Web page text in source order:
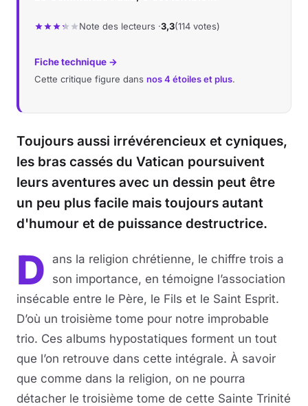
Note des lecteurs ·3,3(114 votes)
Fiche technique →
Cette critique figure dans nos 4 étoiles et plus.
Toujours aussi irrévérencieux et cyniques,
les bras cassés du Vatican poursuivent
leurs aventures avec un dessin peut être
un peu plus facile mais toujours autant
d'humour et de puissance destructrice.
D ans la religion chrétienne, le chiffre trois a
son importance, en témoigne l’association
insécable entre le Père, le Fils et le Saint Esprit.
D’où un troisième tome pour notre improbable
trio. Ces albums hypostatiques forment un tout
que l’on retrouve dans cette intégrale. À savoir
que comme dans la religion, on ne pourra
détacher le troisième tome de cette Sainte Trinité